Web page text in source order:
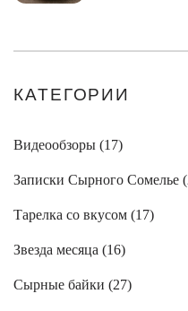
КАТЕГОРИИ
Видеообзоры (17)
Записки Сырного Сомелье (
Тарелка со вкусом (17)
Звезда месяца (16)
Сырные байки (27)